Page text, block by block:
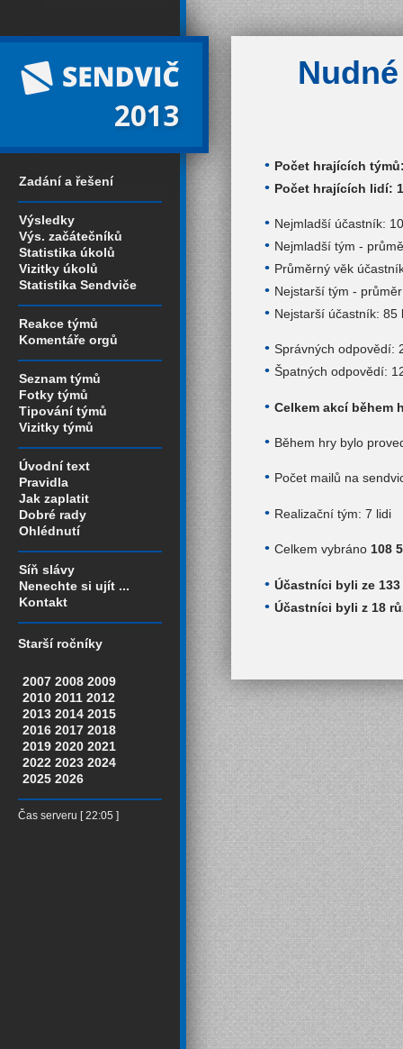
2013
Zadání a řešení
Výsledky
Výs. začátečníků
Statistika úkolů
Vizitky úkolů
Statistika Sendviče
Reakce týmů
Komentáře orgů
Seznam týmů
Fotky týmů
Tipování týmů
Vizitky týmů
Úvodní text
Pravidla
Jak zaplatit
Dobré rady
Ohlédnutí
Síň slávy
Nenechte si ujít ...
Kontakt
Starší ročníky
2007 2008 2009
2010 2011 2012
2013 2014 2015
2016 2017 2018
2019 2020 2021
2022 2023 2024
2025 2026
Čas serveru [ 22:05 ]
Počet hrajících
Počet hrajících lidí:
Nejmladší účastník:
Nejmladší tým -
Průměrný věk
Nejstarší tým -
Nejstarší účastník: 85
Správných odpovědí:
Špatných odpovědí:
Celkem akcí během
Během hry bylo
Počet mailů na
Realizační tým: 7 lidi
Celkem vybráno108
Účastníci byli ze
Účastníci byli z 18